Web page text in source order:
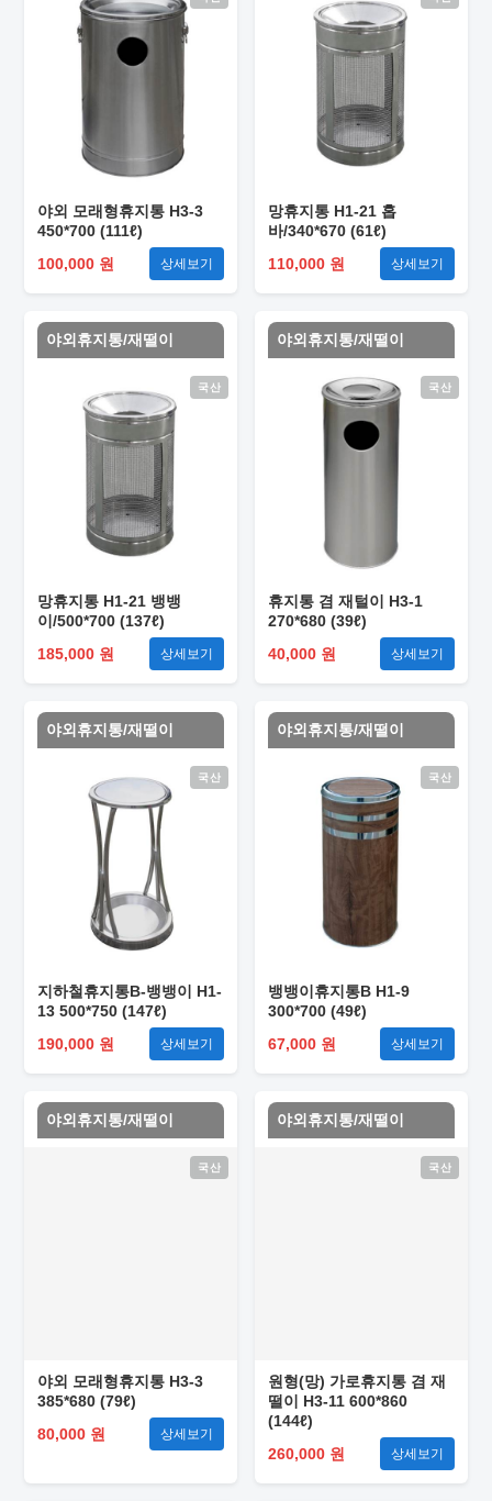
야외 모래형휴지통 H3-3
450*700 (111ℓ)
100,000 원
상세보기
망휴지통 H1-21 홉
바/340*670 (61ℓ)
110,000 원
상세보기
야외휴지통/재떨이
국산
망휴지통 H1-21 뱅뱅
이/500*700 (137ℓ)
185,000 원
상세보기
야외휴지통/재떨이
국산
휴지통 겸 재털이 H3-1
270*680 (39ℓ)
40,000 원
상세보기
야외휴지통/재떨이
국산
지하철휴지통B-뱅뱅이 H1-
13 500*750 (147ℓ)
190,000 원
상세보기
야외휴지통/재떨이
국산
뱅뱅이휴지통B H1-9
300*700 (49ℓ)
67,000 원
상세보기
야외휴지통/재떨이
국산
야외 모래형휴지통 H3-3
385*680 (79ℓ)
80,000 원
상세보기
야외휴지통/재떨이
국산
원형(망) 가로휴지통 겸 재
떨이 H3-11 600*860
(144ℓ)
260,000 원
상세보기